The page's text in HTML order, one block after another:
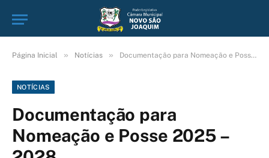
Página Inicial » Notícias » Documentação para Nomeação e Posse 2025 – 2028
NOTÍCIAS
Documentação para
Nomeação e Posse 2025 –